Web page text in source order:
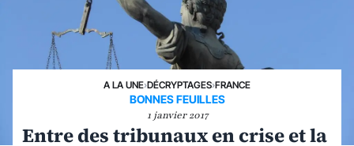
A LA UNE›DÉCRYPTAGES›FRANCE
BONNES FEUILLES
1 janvier 2017
Entre des tribunaux en crise et la